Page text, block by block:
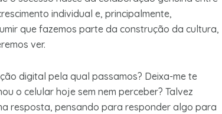
individual e, principalmente,
que fazemos parte da construção da cultura,
ver.
digital pela qual passamos? Deixa-me te
o celular hoje sem nem perceber? Talvez
resposta, pensando para responder algo para